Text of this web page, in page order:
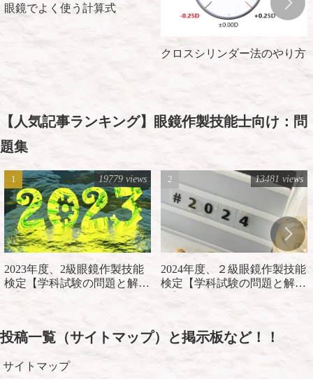
眼鏡でよく使う計算式
クロスシリンダー法のやり方
【人気記事ランキング】眼鏡作製技能士向け：問
題集
2023年度、2級眼鏡作製技能
検定【学科試験の問題と解
19779 views
2024年度、２級眼鏡作製技能
検定【学科試験の問題と解
13481 views
投稿一覧（サイトマップ）と掲示板など！！
サイトマップ